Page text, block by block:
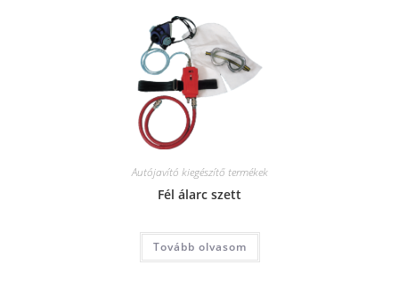
Autójavító kiegészítő termékek
Fél álarc szett
Tovább olvasom